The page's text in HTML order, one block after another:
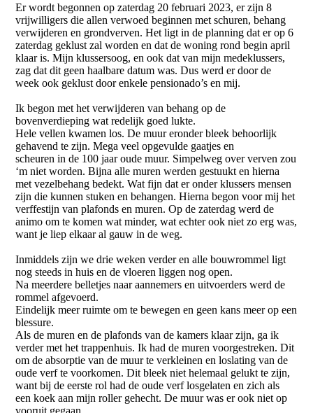
Er wordt begonnen op zaterdag 20 februari 2023, er zijn 8
vrijwilligers die allen verwoed beginnen met schuren, behang
verwijderen en grondverven. Het ligt in de planning dat er op 6
zaterdag geklust zal worden en dat de woning rond begin april
klaar is. Mijn klussersoog, en ook dat van mijn medeklussers,
zag dat dit geen haalbare datum was. Dus werd er door de
week ook geklust door enkele pensionado’s en mij.
Ik begon met het verwijderen van behang op de
bovenverdieping wat redelijk goed lukte.
Hele vellen kwamen los. De muur eronder bleek behoorlijk
gehavend te zijn. Mega veel opgevulde gaatjes en
scheuren in de 100 jaar oude muur. Simpelweg over verven zou
‘m niet worden. Bijna alle muren werden gestuukt en hierna
met vezelbehang bedekt. Wat fijn dat er onder klussers mensen
zijn die kunnen stuken en behangen. Hierna begon voor mij het
verffestijn van plafonds en muren. Op de zaterdag werd de
animo om te komen wat minder, wat echter ook niet zo erg was,
want je liep elkaar al gauw in de weg.
Inmiddels zijn we drie weken verder en alle bouwrommel ligt
nog steeds in huis en de vloeren liggen nog open.
Na meerdere belletjes naar aannemers en uitvoerders werd de
rommel afgevoerd.
Eindelijk meer ruimte om te bewegen en geen kans meer op een
blessure.
Als de muren en de plafonds van de kamers klaar zijn, ga ik
verder met het trappenhuis. Ik had de muren voorgestreken. Dit
om de absorptie van de muur te verkleinen en loslating van de
oude verf te voorkomen. Dit bleek niet helemaal gelukt te zijn,
want bij de eerste rol had de oude verf losgelaten en zich als
een koek aan mijn roller gehecht. De muur was er ook niet op
vooruit gegaan.